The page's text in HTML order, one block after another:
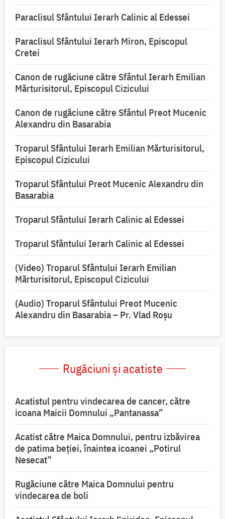
Paraclisul Sfântului Ierarh Calinic al Edessei
Paraclisul Sfântului Ierarh Miron, Episcopul
Cretei
Canon de rugăciune către Sfântul Ierarh Emilian
Mărturisitorul, Episcopul Cizicului
Canon de rugăciune către Sfântul Preot Mucenic
Alexandru din Basarabia
Troparul Sfântului Ierarh Emilian Mărturisitorul,
Episcopul Cizicului
Troparul Sfântului Preot Mucenic Alexandru din
Basarabia
Troparul Sfântului Ierarh Calinic al Edessei
Troparul Sfântului Ierarh Calinic al Edessei
(Video) Troparul Sfântului Ierarh Emilian
Mărturisitorul, Episcopul Cizicului
(Audio) Troparul Sfântului Preot Mucenic
Alexandru din Basarabia – Pr. Vlad Roșu
Rugăciuni și acatiste
Acatistul pentru vindecarea de cancer, către
icoana Maicii Domnului „Pantanassa”
Acatist către Maica Domnului, pentru izbăvirea
de patima beției, înaintea icoanei „Potirul
Nesecat”
Rugăciune către Maica Domnului pentru
vindecarea de boli